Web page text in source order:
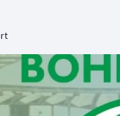
Boby a skeleton
Box